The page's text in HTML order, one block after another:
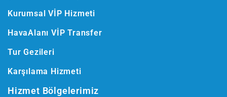
Kurumsal VİP Hizmeti
HavaAlanı VİP Transfer
Tur Gezileri
Karşılama Hizmeti
Hizmet Bölgelerimiz